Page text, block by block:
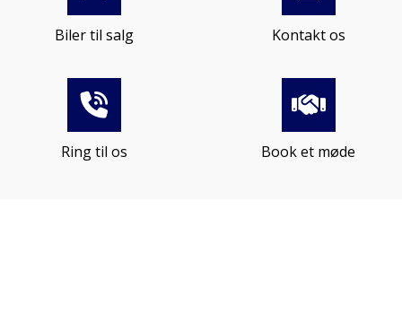
Biler til salg Kontakt os
Ring til os Book et møde